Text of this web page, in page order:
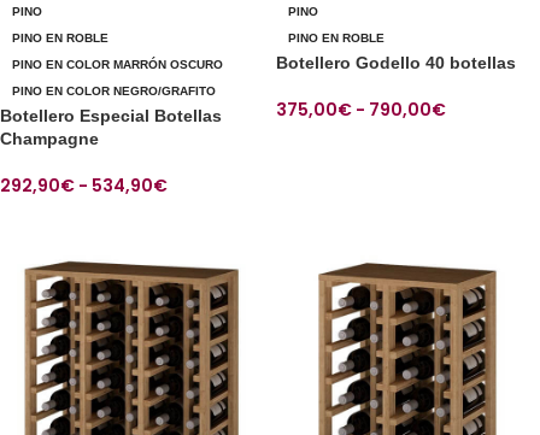
PINO
PINO EN ROBLE
PINO EN COLOR MARRÓN OSCURO
PINO EN COLOR NEGRO/GRAFITO
Botellero Especial Botellas
Champagne
292,90€ - 534,90€
PINO
PINO EN ROBLE
Botellero Godello 40 botellas
375,00€ - 790,00€